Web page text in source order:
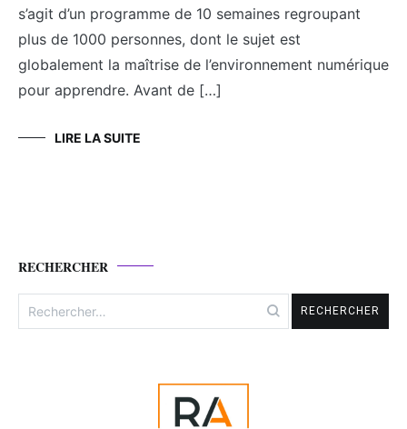
s’agit d’un programme de 10 semaines regroupant
plus de 1000 personnes, dont le sujet est
globalement la maîtrise de l’environnement numérique
pour apprendre. Avant de […]
LIRE LA SUITE
RECHERCHER